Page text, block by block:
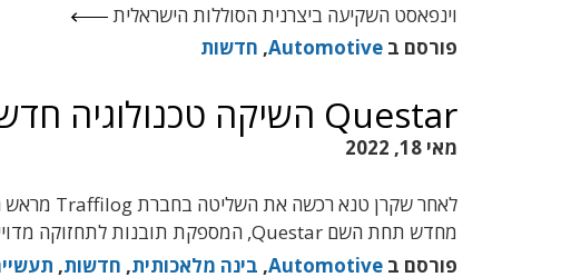
וינפאסט השקיעה ביצרנית הסוללות הישראלית
פורסם ב Automotive
, חדשות
Questar השיקה טכנולוגיה חדשה לניטור כלי-רכב
מאי 18, 2022
מחדש תחת השם Questar, המספקת תובנות לתחזוקה מדוייקת מונעת של כלי-רכב
פורסם ב Automotive
, בינה מלאכותית, חדשות,